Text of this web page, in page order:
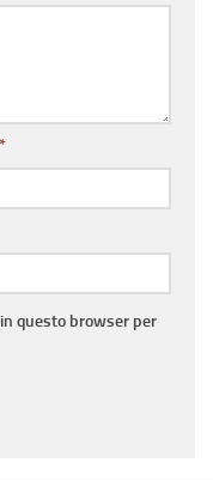
*
questo browser per